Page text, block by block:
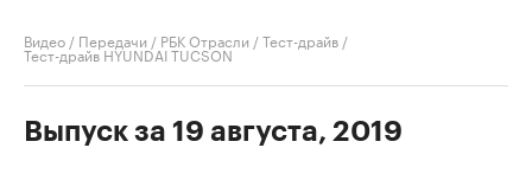
Видео / Передачи / РБК Отрасли / Тест-драйв /
Тест-драйв HYUNDAI TUCSON
Выпуск за 19 августа, 2019